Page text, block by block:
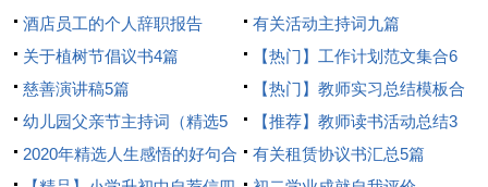
酒店员工的个人辞职报告
有关活动主持词九篇
关于植树节倡议书4篇
【热门】工作计划范文集合6
篇
慈善演讲稿5篇
【热门】教师实习总结模板合
集5篇
幼儿园父亲节主持词（精选5
篇）
【推荐】教师读书活动总结3
篇
2020年精选人生感悟的好句合
有关租赁协议书汇总5篇